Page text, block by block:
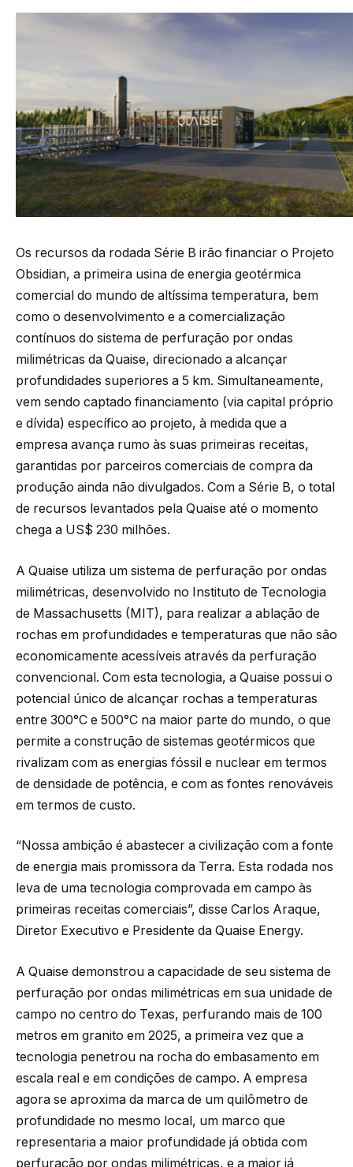
Os recursos da rodada Série B irão financiar o Projeto
Obsidian, a primeira usina de energia geotérmica
comercial do mundo de altíssima temperatura, bem
como o desenvolvimento e a comercialização
contínuos do sistema de perfuração por ondas
milimétricas da Quaise, direcionado a alcançar
profundidades superiores a 5 km. Simultaneamente,
vem sendo captado financiamento (via capital próprio
e dívida) específico ao projeto, à medida que a
empresa avança rumo às suas primeiras receitas,
garantidas por parceiros comerciais de compra da
produção ainda não divulgados. Com a Série B, o total
de recursos levantados pela Quaise até o momento
chega a US$ 230 milhões.
A Quaise utiliza um sistema de perfuração por ondas
milimétricas, desenvolvido no Instituto de Tecnologia
de Massachusetts (MIT), para realizar a ablação de
rochas em profundidades e temperaturas que não são
economicamente acessíveis através da perfuração
convencional. Com esta tecnologia, a Quaise possui o
potencial único de alcançar rochas a temperaturas
entre 300°C e 500°C na maior parte do mundo, o que
permite a construção de sistemas geotérmicos que
rivalizam com as energias fóssil e nuclear em termos
de densidade de potência, e com as fontes renováveis ​​
em termos de custo.
“Nossa ambição é abastecer a civilização com a fonte
de energia mais promissora da Terra. Esta rodada nos
leva de uma tecnologia comprovada em campo às
primeiras receitas comerciais”, disse Carlos Araque,
Diretor Executivo e Presidente da Quaise Energy.
A Quaise demonstrou a capacidade de seu sistema de
perfuração por ondas milimétricas em sua unidade de
campo no centro do Texas, perfurando mais de 100
metros em granito em 2025, a primeira vez que a
tecnologia penetrou na rocha do embasamento em
escala real e em condições de campo. A empresa
agora se aproxima da marca de um quilômetro de
profundidade no mesmo local, um marco que
representaria a maior profundidade já obtida com
perfuração por ondas milimétricas, e a maior já